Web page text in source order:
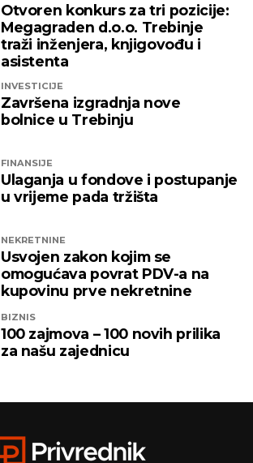
Otvoren konkurs za tri pozicije:
Megagraden d.o.o. Trebinje
traži inženjera, knjigovođu i
asistenta
INVESTICIJE
Završena izgradnja nove
bolnice u Trebinju
FINANSIJE
Ulaganja u fondove i postupanje
u vrijeme pada tržišta
NEKRETNINE
Usvojen zakon kojim se
omogućava povrat PDV-a na
kupovinu prve nekretnine
BIZNIS
100 zajmova – 100 novih prilika
za našu zajednicu